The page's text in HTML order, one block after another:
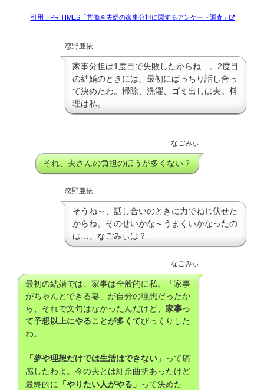
引用：PR TIMES「共働き夫婦の家事分担に関するアンケート調査」
恋野亜依
家事分担は1度目で失敗したからね…。2度目
の結婚のときには、最初にばっちり話し合っ
て決めたわ。掃除、洗濯、ゴミ出しは夫。料
理は私。
なごみぃ
それ、夫さんの負担のほうが多くない？
恋野亜依
そうね～、話し合いのときに力でねじ伏せた
からね。そのせいかな～うまくいかなったの
は…。なごみぃは？
なごみぃ
最初の結婚では、家事は全般的に私。「家事
がちゃんとできる妻」が自分の理想だったか
ら、それで文句はなかったんだけど、 家事っ
て予想以上にやることが多くてびっくりした
わ。
「夢や理想だけでは生活はできない 」って痛
感したわよ。今の夫とは紆余曲折あったけど
最終的に
「やりたい人がやる」 って決めた